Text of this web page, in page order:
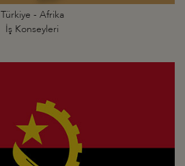
Türkiye - Afrika
İş Konseyleri